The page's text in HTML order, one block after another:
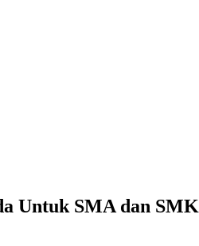
Untuk SMA dan SMK